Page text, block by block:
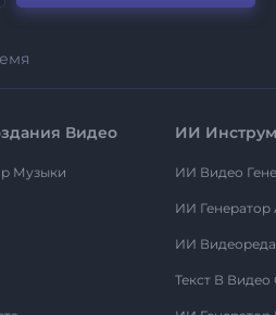
Видео
Музыки
ИИ
ИИ Видео
ИИ
ИИ
Текст В